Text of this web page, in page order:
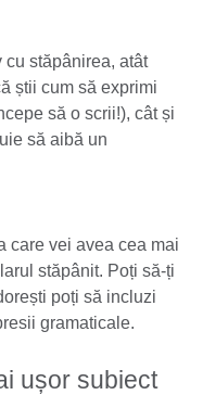
stăpânirea, atât
știi cum să exprimi
să o scrii!), cât și
să aibă un
care vei avea cea mai
stăpânit. Poți să-ți
poți să incluzi
gramaticale.
ușor subiect